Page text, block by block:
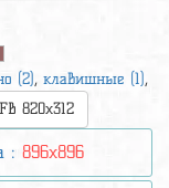
(2), клавишные (1),
FB 820x312
: 896x896